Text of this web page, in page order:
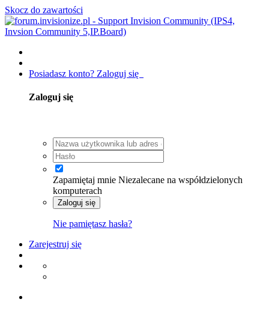
Skocz do zawartości
Posiadasz konto? Zaloguj się
Zaloguj się
Zapamiętaj mnie Niezalecane na współdzielonych
komputerach
Zaloguj się
Nie pamiętasz hasła?
Zarejestruj się